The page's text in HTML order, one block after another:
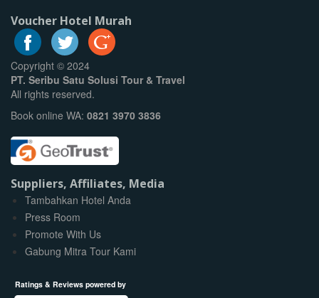
Voucher Hotel Murah
Copyright © 2024
PT. Seribu Satu Solusi Tour & Travel
All rights reserved.
Book online WA: 0821 3970 3836
Suppliers, Affiliates, Media
Tambahkan Hotel Anda
Press Room
Promote With Us
Gabung Mitra Tour Kami
Ratings & Reviews powered by